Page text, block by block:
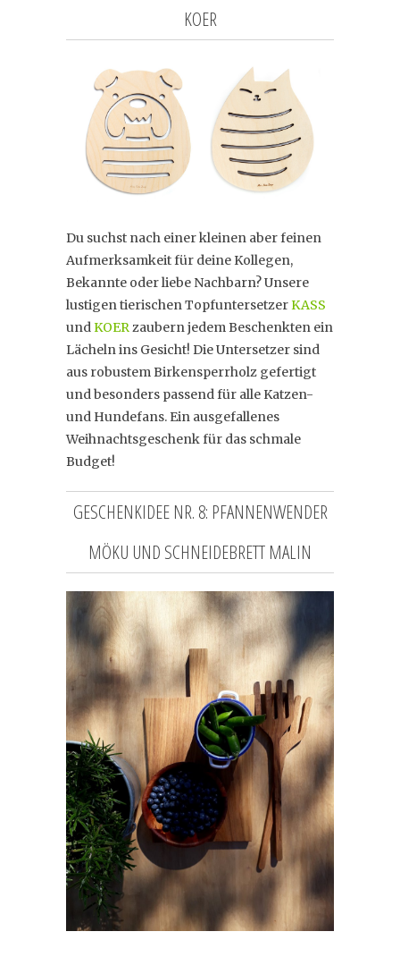
KOER
Du suchst nach einer kleinen aber feinen
Aufmerksamkeit für deine Kollegen,
Bekannte oder liebe Nachbarn? Unsere
lustigen tierischen TopfuntersetzerKASS
undKOERzaubern jedem Beschenkten ein
Lächeln ins Gesicht! Die Untersetzer sind
aus robustem Birkensperrholz gefertigt
und besonders passend für alle Katzen-
und Hundefans. Ein ausgefallenes
Weihnachtsgeschenk für das schmale
Budget!
GESCHENKIDEE NR. 8: PFANNENWENDER
MÖKU UND SCHNEIDEBRETT MALIN